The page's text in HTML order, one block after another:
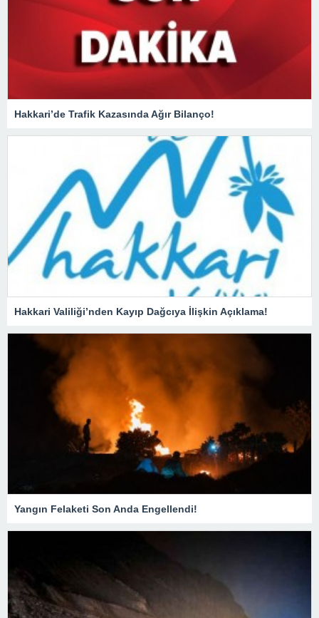
Hakkari’de Trafik Kazasında Ağır Bilanço!
Hakkari Valiliği’nden Kayıp Dağcıya İlişkin Açıklama!
Yangın Felaketi Son Anda Engellendi!